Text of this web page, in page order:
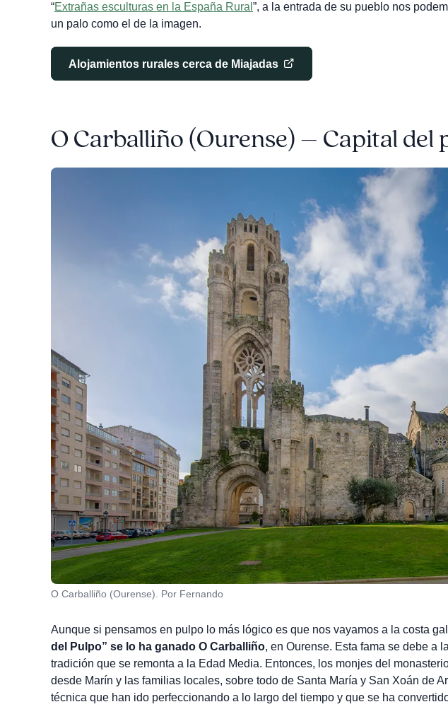
“Extrañas esculturas en la España Rural ”, a la entrada de su pueblo nos
un palo como el de la imagen.
Alojamientos rurales cerca de Miajadas
O Carballiño (Ourense) – Capital del
O Carballiño (Ourense). Por Fernando
Aunque si pensamos en pulpo lo más lógico es que nos vayamos a la costa
del Pulpo” se lo ha ganado O Carballiño, en Ourense. Esta fama se debe a la
tradición que se remonta a la Edad Media. Entonces, los monjes del
desde Marín y las familias locales, sobre todo de Santa María y San Xoán de
técnica que han ido perfeccionando a lo largo del tiempo y que se ha